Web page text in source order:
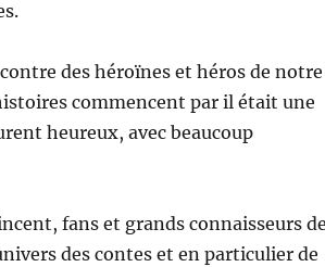
des héroïnes et héros de notre
commencent par il était une
heureux, avec beaucoup
fans et grands connaisseurs
des contes et en particulier de